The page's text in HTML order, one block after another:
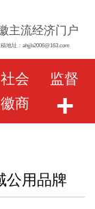
主流经济门户
地址：ahjjb2006@163.com
社会
监督
徽商 +
公用品牌